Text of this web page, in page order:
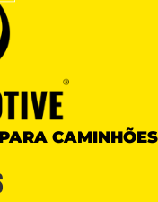
CAMINHÕES